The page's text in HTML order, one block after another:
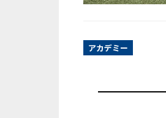
アカデミー